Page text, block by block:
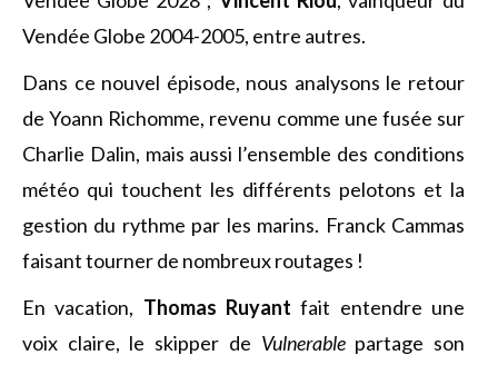
Vendée Globe 2004-2005, entre autres.
Dans ce nouvel épisode, nous analysons le retour
de Yoann Richomme, revenu comme une fusée sur
Charlie Dalin, mais aussi l’ensemble des conditions
météo qui touchent les différents pelotons et la
gestion du rythme par les marins. Franck Cammas
faisant tourner de nombreux routages !
En vacation, Thomas Ruyant fait entendre une
voix claire, le skipper de Vulnerablepartage son